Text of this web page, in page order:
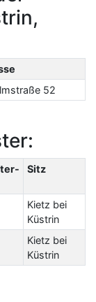
52
Sitz
Kietz bei
Küstrin
Kietz bei
Küstrin